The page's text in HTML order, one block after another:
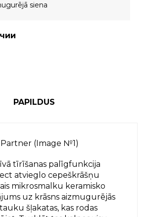
siena
PAPILDUS
tīrīšanas palīgfunkcija
atvieglo cepeškrāšņu
mikrosmalku keramisko
uz krāsns aizmugurējās
šļakatas, kas rodas